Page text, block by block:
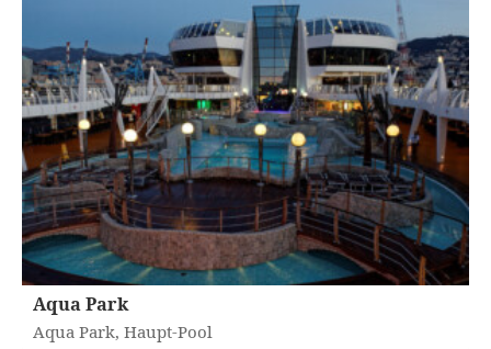
Aqua Park
Aqua Park, Haupt-Pool